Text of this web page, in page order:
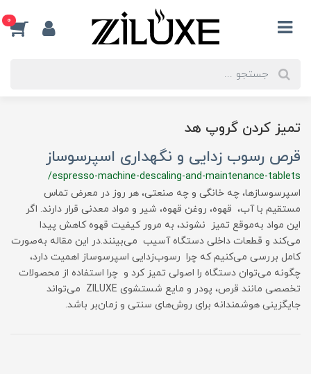
0
تمیز کردن گروپ هد
قرص رسوب زدایی و نگهداری اسپرسوساز
/espresso-machine-descaling-and-maintenance-tablets
اسپرسوسازها، چه خانگی و چه صنعتی، هر روز در معرض تماس
مستقیم با آب، قهوه، روغن قهوه، شیر و مواد معدنی قرار دارند. اگر
این مواد به‌موقع تمیز نشوند، به مرور کیفیت قهوه کاهش پیدا
می‌کند و قطعات داخلی دستگاه آسیب می‌بینند.در این مقاله به‌صورت
کامل بررسی می‌کنیم که چرا رسوب‌زدایی اسپرسوساز اهمیت دارد،
چگونه می‌توان دستگاه را اصولی تمیز کرد و چرا استفاده از محصولات
تخصصی مانند قرص، پودر و مایع شستشوی ZILUXE می‌تواند
جایگزینی هوشمندانه برای روش‌های سنتی و زمان‌بر باشد.